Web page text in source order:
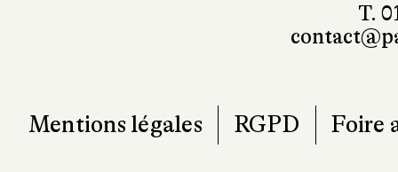
T.
Mentions légales RGPD Foire